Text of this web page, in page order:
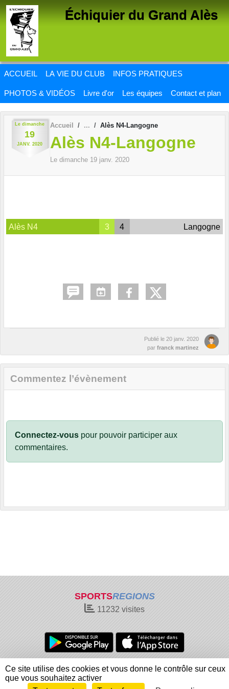
Échiquier du Grand Alès
ACCUEIL LA VIE DU CLUB INFOS PRATIQUES
PHOTOS & VIDÉOS Livre d'or Les équipes Contact et plan
Le dimanche
19
JANV. 2020
Accueil Alès N4-Langogne
Alès N4-Langogne
Le dimanche 19 janv. 2020
Alès N4 3 4 Langogne
Publié le 20 janv. 2020
par franck martinez
Commentez l’évènement
Connectez-vous pour pouvoir participer aux
commentaires.
SPORTSREGIONS
11232 visites
Charte cookies
Gestion des cookies
Informations légales
Signaler un contenu inapproprié
Panneau de gestion des cookies
Ce site utilise des cookies et vous donne le contrôle sur ceux
que vous souhaitez activer